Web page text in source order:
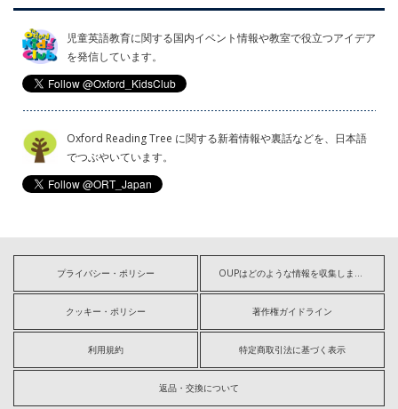
児童英語教育に関する国内イベント情報や教室で役立つアイデア
を発信しています。
Oxford Reading Tree に関する新着情報や裏話などを、日本語
でつぶやいています。
プライバシー・ポリシー OUPはどのような情報を収集しますか?
クッキー・ポリシー 著作権ガイドライン
利用規約 特定商取引法に基づく表示
返品・交換について